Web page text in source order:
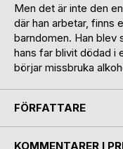
Men det är inte den
där han arbetar, finns
barndomen. Han blev
hans far blivit dödad i
börjar missbruka
FÖRFATTARE
KOMMENTARER I